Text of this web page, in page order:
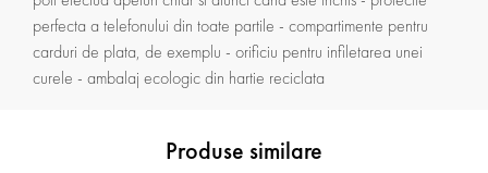
perfecta a telefonului din toate partile - compartimente pentru
carduri de plata, de exemplu - orificiu pentru infiletarea unei
curele - ambalaj ecologic din hartie reciclata
Produse similare